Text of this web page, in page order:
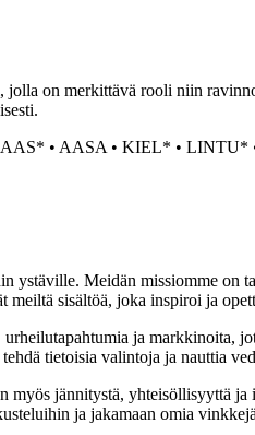
on merkittävä rooli niin
AAS* • AASA • KIEL* • LINTU*
Meidän missiomme on
meiltä sisältöä, joka inspiroi ja
ja markkinoita,
tietoisia valintoja ja nauttia
myös jännitystä, yhteisöllisyyttä
ja jakamaan omia